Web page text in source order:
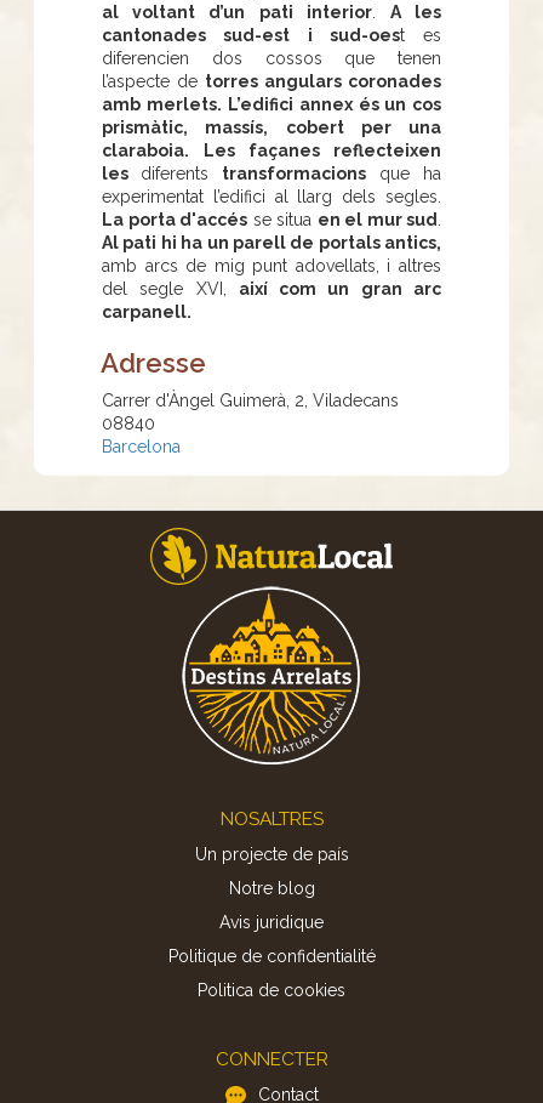
al voltant d’un pati interior. A les
cantonades sud-est i sud-oest es
diferencien dos cossos que tenen
l’aspecte de torres angulars coronades
amb merlets. L’edifici annex és un cos
prismàtic, massís, cobert per una
claraboia.
Les façanes reflecteixen
les diferents transformacionsque ha
experimentat l’edifici al llarg dels segles.
La porta d'accés se situa en el mur sud
Al pati hi ha un parell de portals antics,
amb arcs de mig punt adovellats, i altres
del segle XVI, així com un gran arc
carpanell.
Adresse
Carrer d'Àngel Guimerà, 2, Viladecans
08840
Barcelona
NOSALTRES
Un projecte de país
Notre blog
Avis juridique
Politique de confidentialité
Politica de cookies
CONNECTER
Contact